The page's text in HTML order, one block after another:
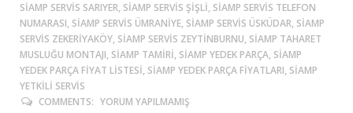
SIAMP SERVIS SARIYER, SIAMP SERVIS ŞIŞLI, SIAMP SERVIS TELEFON
NUMARASI, SIAMP SERVIS ÜMRANIYE, SIAMP SERVIS ÜSKÜDAR, SIAMP
SERVIS ZEKERIYAKÖY, SIAMP SERVIS ZEYTINBURNU, SIAMP TAHARET
MUSLUĞU MONTAJI, SIAMP TAMIRI, SIAMP YEDEK PARÇA, SIAMP
YEDEK PARÇA FIYAT LISTESI, SIAMP YEDEK PARÇA FIYATLARI, SIAMP
YETKILI SERVIS
COMMENTS: YORUM YAPILMAMIŞ